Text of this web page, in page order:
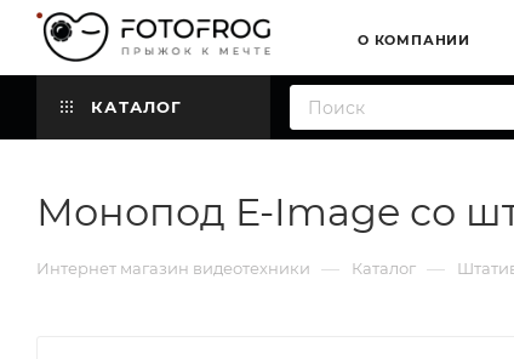
О КОМПАНИИ
КАТАЛОГ
Монопод E-Image со
Интернет магазин видеотехники — Каталог —